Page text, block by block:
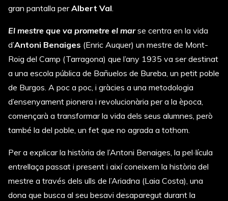
gran pantalla perAlbert Val.
El mestre que va prometre el marse centra en la vida
d’Antoni Benaiges (Enric Auquer) un mestre de Mont-
Roig del Camp (Tarragona) que l’any 1935 va ser destinat
a una escola pública de Bañuelos de Bureba, un petit poble
de Burgos. A poc a poc, i gràcies a una metodologia
d’ensenyament pionera i revolucionària per a la època,
començarà a transformar la vida dels seus alumnes, però
també la del poble, un fet que no agrada a tothom.
Per a explicar la història de l’Antoni Benaiges, la pel·lícula
entrellaça passat i present i així coneixem la història del
mestre a través dels ulls de l’Ariadna (Laia Costa), una
dona que busca al seu besavi desaparegut durant la